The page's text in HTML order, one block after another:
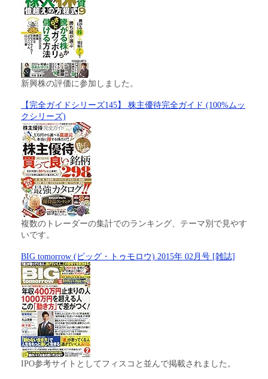
新興株の評価に参加しました。
【完全ガイドシリーズ145】 株主優待完全ガイド (100%ムッ
クシリーズ)
複数のトレーダーの集計でのランキング、テーマ別で見やす
いです。
BIG tomorrow (ビッグ・トゥモロウ) 2015年 02月号 [雑誌]
IPO参考サイトとしてフィスコと並んで掲載されました。